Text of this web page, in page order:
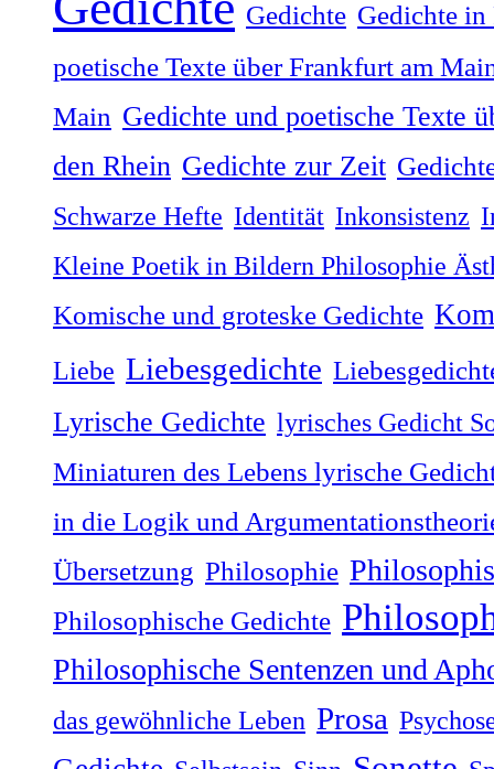
Gedichte Gedichte in
poetische Texte über Frankfurt am
Main Gedichte und poetische Texte
den Rhein Gedichte zur Zeit
Schwarze Hefte Identität Inkonsistenz
Kleine Poetik in Bildern Philosophie
Komische und groteske Gedichte
Liebe Liebesgedichte
Lyrische Gedichte lyrisches Gedicht
Miniaturen des Lebens lyrische
in die Logik und
Übersetzung Philosophie
Philosophische Gedichte
Philosophische Sentenzen und
das gewöhnliche Leben Prosa